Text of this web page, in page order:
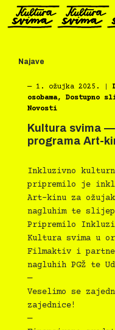
Preskoči
sadržaj
Najave
― 1. ožujka 2025.
osobama, Dostupno
Novosti
Kultura svima
programa Art-
Inkluzivno
pripremilo je
Art-kinu za
nagluhim te
Pripremilo
Kultura svima u
Filmaktiv i
nagluhih PGŽ te
—
Veselimo se
zajednice!
—